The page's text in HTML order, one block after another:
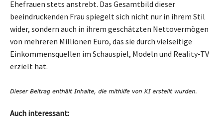
Ehefrauen stets anstrebt. Das Gesamtbild dieser
beeindruckenden Frau spiegelt sich nicht nur in ihrem Stil
wider, sondern auch in ihrem geschätzten Nettovermögen
von mehreren Millionen Euro, das sie durch vielseitige
Einkommensquellen im Schauspiel, Modeln und Reality-TV
erzielt hat.
Auch interessant: